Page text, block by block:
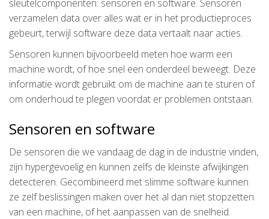
sleutelcomponenten: sensoren en software. Sensoren
verzamelen data over alles wat er in het productieproces
gebeurt, terwijl software deze data vertaalt naar acties.
Sensoren kunnen bijvoorbeeld meten hoe warm een
machine wordt, of hoe snel een onderdeel beweegt. Deze
informatie wordt gebruikt om de machine aan te sturen of
om onderhoud te plegen voordat er problemen ontstaan.
Sensoren en software
De sensoren die we vandaag de dag in de industrie vinden,
zijn hypergevoelig en kunnen zelfs de kleinste afwijkingen
detecteren. Gecombineerd met slimme software kunnen
ze zelf beslissingen maken over het al dan niet stopzetten
van een machine, of het aanpassen van de snelheid.